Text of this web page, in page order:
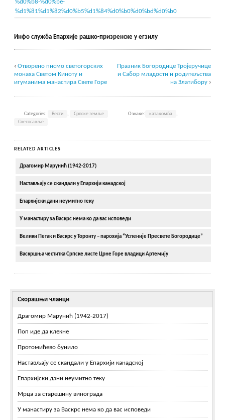
Инфо служба Епархије рашко-призренске у егзилу
‹Отворено писмо светогорских
монаха Светом Киноту и
игуманима манастира Свете Горе
Празник Богородице Тројеручице
и Сабор младости и родитељства
на Златибору›
Categories: Вести , Српске земље Ознаке: катакомба
,
Светосавље
RELATED ARTICLES
Драгомир Марунић (1942-2017)
Настављају се скандали у Епархији канадској
Епархијски дани неумитно теку
У манастиру за Васкрс нема ко да вас исповеди
Велики Петак и Васкрс у Торонту – парохија “Успеније Пресвете Богородице”
Васкршња честитка Српске листе Црне Горе владици Артемију
Скорашњи чланци
Драгомир Марунић (1942-2017)
Поп иде да клекне
Протомићево бунило
Настављају се скандали у Епархији канадској
Епархијски дани неумитно теку
Мрца за старешину винограда
У манастиру за Васкрс нема ко да вас исповеди